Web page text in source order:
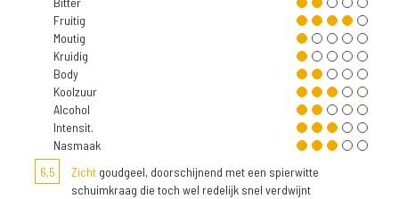
Fruitig
Moutig
Kruidig
Body
Koolzuur
Alcohol
Intensit.
Nasmaak
6,5
Zicht goudgeel, doorschijnend met een spierwitte
schuimkraag die toch wel redelijk snel verdwijnt